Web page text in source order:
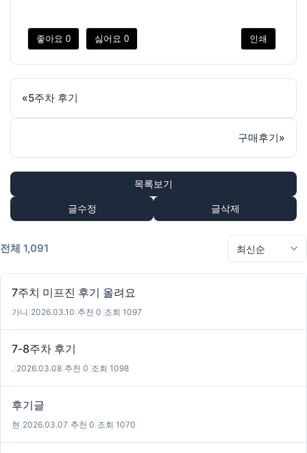
좋아요 0 싫어요 0 인쇄
«5주차 후기
구매후기»
목록보기
글수정 글삭제
전체 1,091
7주치 미프진 후기 올려요
가니 2026.03.10 추천 0 조회 1097
7-8주차 후기
. 2026.03.08 추천 0 조회 1098
후기글
현 2026.03.07 추천 0 조회 1070